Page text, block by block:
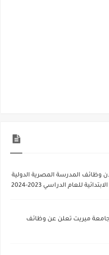
المدرسة المصرية الدولية
للعام الدراسي 2023-2024
جامعة ميريت تعلن عن وظائف